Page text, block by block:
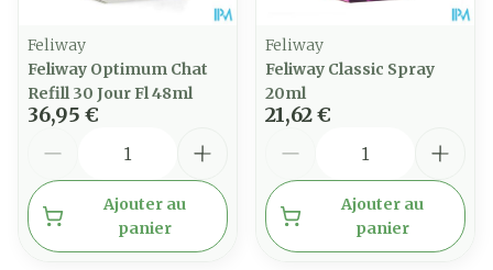
Feliway
Feliway Optimum Chat
Refill 30 Jour Fl 48ml
36,95 €
Ajouter au
panier
Feliway
Feliway Classic Spray
20ml
21,62 €
Ajouter au
panier